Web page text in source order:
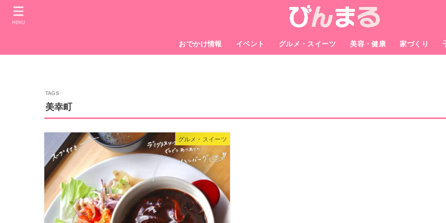
おでかけ情報 イベント グルメ・スイーツ 美容・健康 家づくり
MENU
美幸町
グルメ・スイーツ